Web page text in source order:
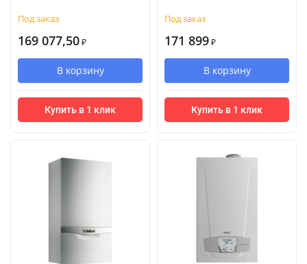
Под заказ
169 077,50 ₽
В корзину
Купить в 1 клик
Под заказ
171 899 ₽
В корзину
Купить в 1 клик